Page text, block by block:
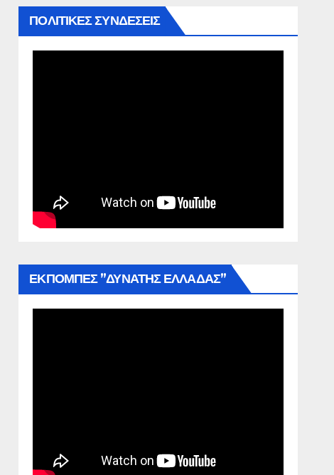
ΠΟΛΙΤΙΚΕΣ ΣΥΝΔΕΣΕΙΣ
ΕΚΠΟΜΠΕΣ ”ΔΥΝΑΤΗΣ ΕΛΛΑΔΑΣ”